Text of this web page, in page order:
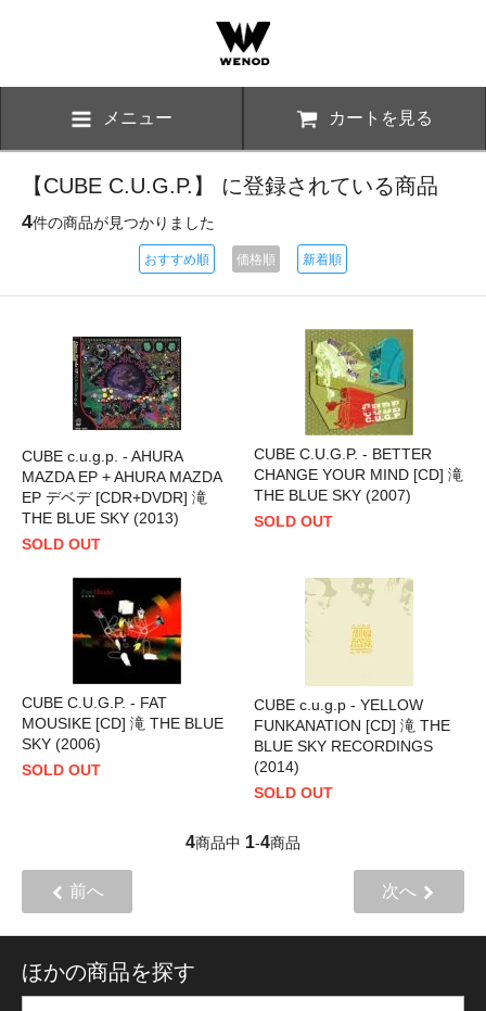
メニュー カートを見る
【CUBE C.U.G.P.】 に登録されている商品
4件の商品が見つかりました
おすすめ順 価格順 新着順
CUBE c.u.g.p. - AHURA
MAZDA EP + AHURA MAZDA
EP デベデ [CDR+DVDR] 滝
THE BLUE SKY (2013)
SOLD OUT
CUBE C.U.G.P. - BETTER
CHANGE YOUR MIND [CD] 滝
THE BLUE SKY (2007)
SOLD OUT
CUBE C.U.G.P. - FAT
MOUSIKE [CD] 滝 THE BLUE
SKY (2006)
SOLD OUT
CUBE c.u.g.p - YELLOW
FUNKANATION [CD] 滝 THE
BLUE SKY RECORDINGS
(2014)
SOLD OUT
4商品中 1-4商品
前へ 次へ
ほかの商品を探す